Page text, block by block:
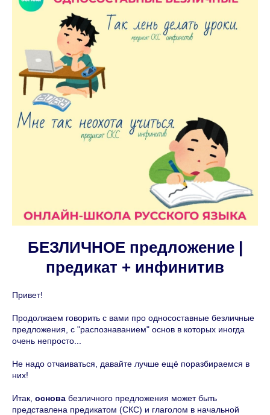
БЕЗЛИЧНОЕ предложение |
предикат + инфинитив
Привет!
Продолжаем говорить с вами про односоставные безличные
предложения, с "распознаванием" основ в которых иногда
очень непросто...
Не надо отчаиваться, давайте лучше ещё поразбираемся в
них!
Итак, основа безличного предложения может быть
представлена предикатом (СКС) и глаголом в начальной